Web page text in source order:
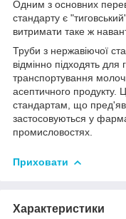
Одним з основних
стандарту є
витримати таке ж
Труби з нержавіючої
відмінно підходять для
транспортування
асептичного продукту.
стандартам, що
застосовуються у
промисловостях.
Приховати
Характеристики